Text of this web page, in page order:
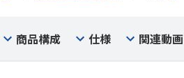
商品構成 仕様 関連動画